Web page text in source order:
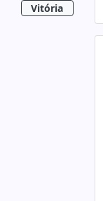
Vitória